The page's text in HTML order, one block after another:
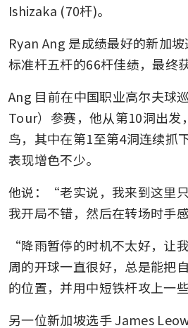
Ishizaka (70杆)。
Ryan Ang 是成绩最好的新加
标准杆五杆的66杆佳绩，最终
Ang 目前在中国职业高尔夫球
Tour）参赛，他从第10洞出发
鸟，其中在第1至第4洞连续抓
表现增色不少。
他说：“老实说，我来到这里
我开局不错，然后在转场时手
“降雨暂停的时机不太好，让
周的开球一直很好，总是能把
的位置，并用中短铁杆攻上一
另一位新加坡选手 James